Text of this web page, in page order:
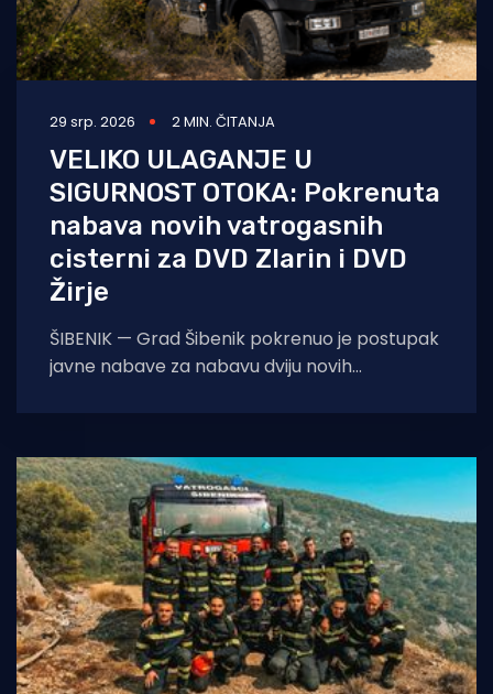
29 srp. 2026 2 MIN. ČITANJA
VELIKO ULAGANJE U
SIGURNOST OTOKA: Pokrenuta
nabava novih vatrogasnih
cisterni za DVD Zlarin i DVD
Žirje
ŠIBENIK — Grad Šibenik pokrenuo je postupak
javne nabave za nabavu dviju novih
Dobrovoljnom vatrogasnom društvu Zlarin i